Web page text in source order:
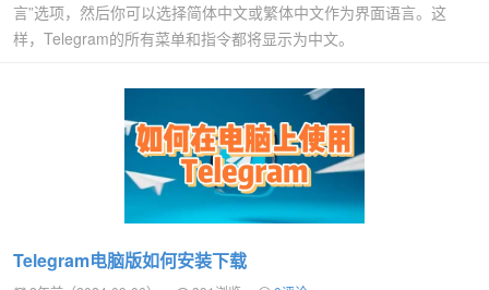
言”选项，然后你可以选择简体中文或繁体中文作为界面语言。这
样，Telegram的所有菜单和指令都将显示为中文。
Telegram电脑版如何安装下载